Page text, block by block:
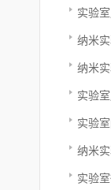
实验
纳米
纳米
实验
实验
纳米
实验